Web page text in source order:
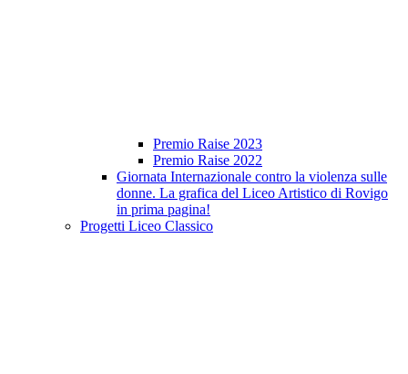
Premio Raise 2023
Premio Raise 2022
Giornata Internazionale contro la violenza sulle
donne. La grafica del Liceo Artistico di Rovigo
in prima pagina!
Progetti Liceo Classico